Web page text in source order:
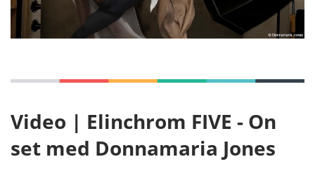
Video | Elinchrom FIVE - On
set med Donnamaria Jones